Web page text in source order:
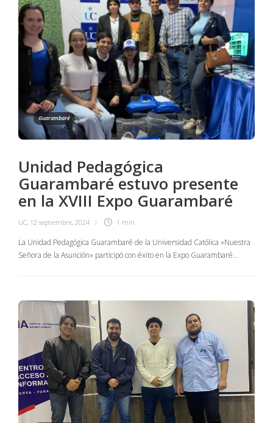
Guarambaré
Unidad Pedagógica
Guarambaré estuvo presente
en la XVIII Expo Guarambaré
UC, 12 septiembre, 2024 1 min
La Unidad Pedagógica Guarambaré de la Universidad Católica «Nuestra
Señora de la Asunción» participó con éxito en la Expo Guarambaré…